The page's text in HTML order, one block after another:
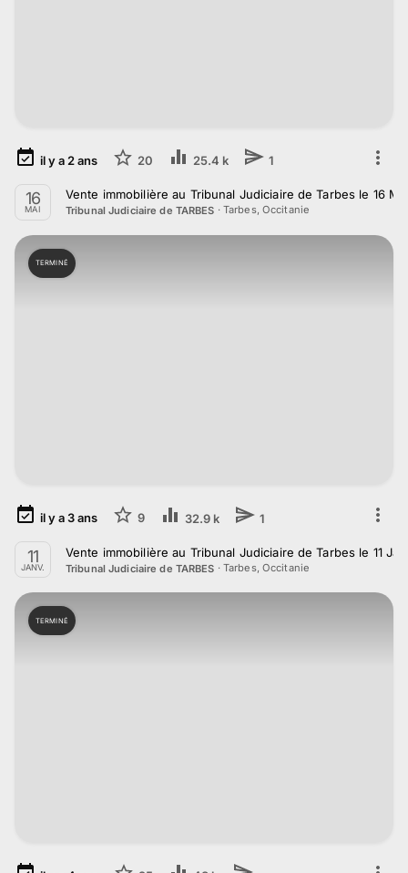
il y a 2ans 20 25.4 k 1
16
MAI
Vente immobilière au Tribunal Judiciaire de Tarbes le 16
Tribunal Judiciaire de TARBES · Tarbes, Occitanie
TERMINÉ
il y a3ans 9 32.9 k 1
11
JANV.
Vente immobilière au Tribunal Judiciaire de Tarbes le 11
Tribunal Judiciaire de TARBES · Tarbes, Occitanie
TERMINÉ